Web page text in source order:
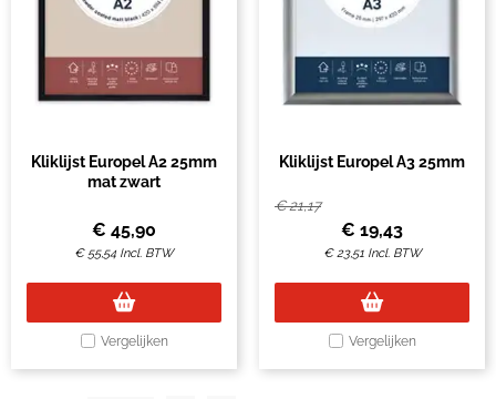
Kliklijst Europel A2 25mm
mat zwart
€ 45,90
€ 55,54 Incl. BTW
Vergelijken
Kliklijst Europel A3 25mm
€21,17
€ 19,43
€23,51 Incl. BTW
Vergelijken